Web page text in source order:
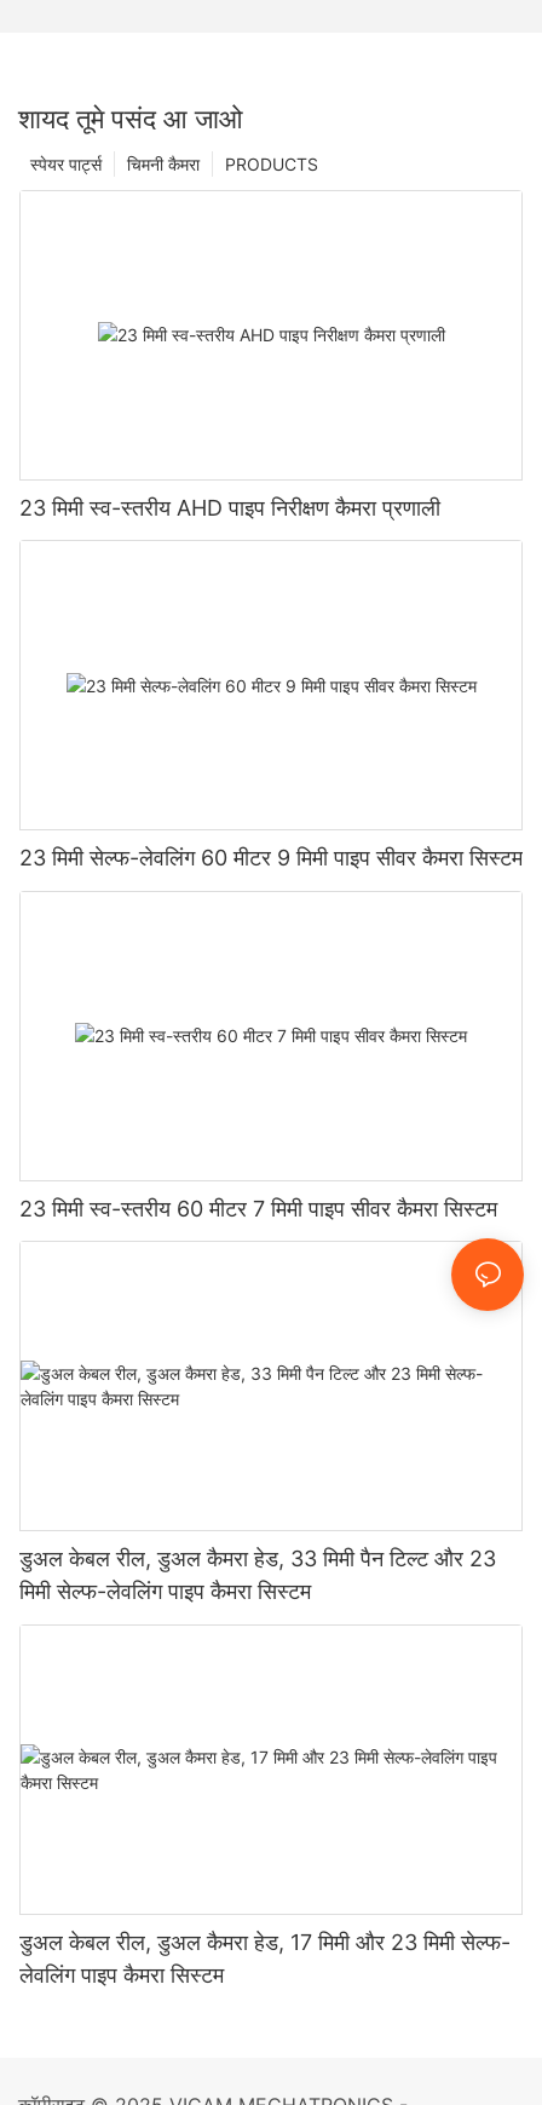
शायद तूमे पसंद आ जाओ
PRODUCTS
चिमनी कैमरा
स्पेयर पार्ट्स
23 मिमी स्व-स्तरीय AHD पाइप निरीक्षण कैमरा प्रणाली
23 मिमी सेल्फ-लेवलिंग 60 मीटर 9 मिमी पाइप सीवर कैमरा सिस्टम
23 मिमी स्व-स्तरीय 60 मीटर 7 मिमी पाइप सीवर कैमरा सिस्टम
डुअल केबल रील, डुअल कैमरा हेड, 33 मिमी पैन टिल्ट और 23
मिमी सेल्फ-लेवलिंग पाइप कैमरा सिस्टम
डुअल केबल रील, डुअल कैमरा हेड, 17 ​​मिमी और 23 मिमी सेल्फ-
लेवलिंग पाइप कैमरा सिस्टम